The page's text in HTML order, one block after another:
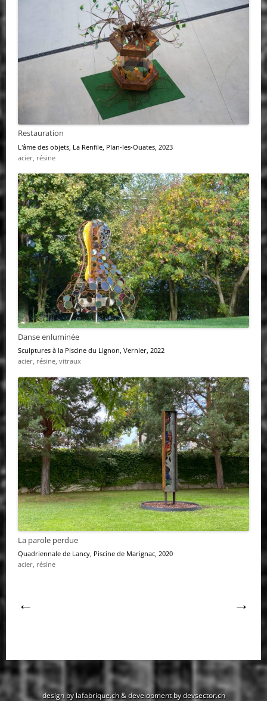
Restauration
L'âme des objets , La Renfile, Plan-les-Ouates, 2023
acier, résine
Danse enluminée
Sculptures à la Piscine du Lignon, Vernier, 2022
acier, résine, vitraux
La parole perdue
Quadriennale de Lancy, Piscine de Marignac, 2020
acier, résine
des
← →
design by lafabrique.ch&development by devsector.ch